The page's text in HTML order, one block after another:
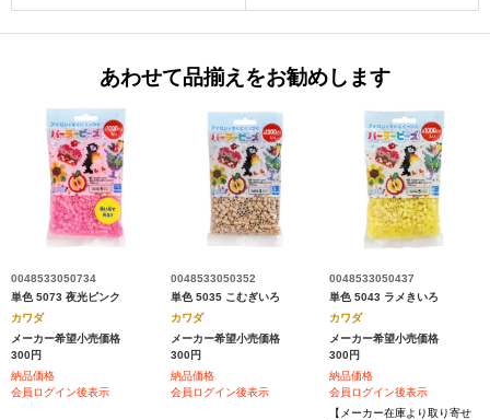
あわせて品揃えをお勧めします
0048533050734
単色 5073 夜光ピンク
カワダ
メーカー希望小売価格
300円
納品価格
会員ログイン後表示
0048533050352
単色 5035 こむぎいろ
カワダ
メーカー希望小売価格
300円
納品価格
会員ログイン後表示
0048533050437
単色 5043 ラメきいろ
カワダ
メーカー希望小売価格
300円
納品価格
会員ログイン後表示
【メーカー在庫より取り寄せ